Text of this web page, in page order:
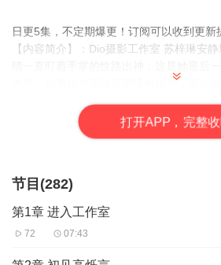
日更5集，不定期爆更！订阅可以收到更新
【内容简介】：Dio摄影工作室 苏梓琳安
爸爸，如果这次面试还是没有成功，那么
的吗？不知道，...【作者简介】：安仔鑫
《影帝宠妻，缘来是你》，欢迎阅读！
打开APP，完整
节目(282)
第1章 进入工作室
72 07:43